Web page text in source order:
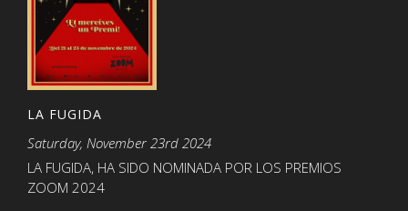
LA FUGIDA
Saturday, November 23rd 2024
LA FUGIDA, HA SIDO NOMINADA POR LOS PREMIOS
ZOOM 2024